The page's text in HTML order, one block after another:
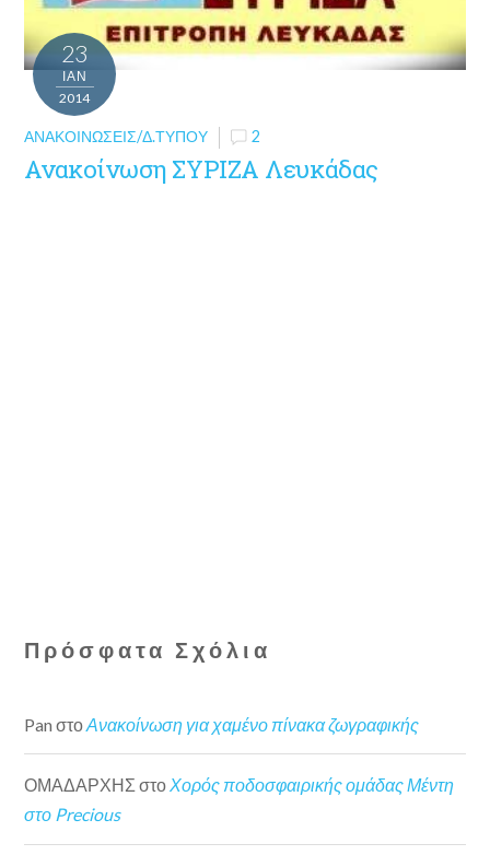
23
ΙΑΝ
2014
ΑΝΑΚΟΙΝΏΣΕΙΣ/Δ.ΤΎΠΟΥ 2
Ανακοίνωση ΣΥΡΙΖΑ Λευκάδας
Πρόσφατα Σχόλια
Pan στοΑνακοίνωση για χαμένο πίνακα ζωγραφικής
ΟΜΑΔΑΡΧΗΣ στοΧορός ποδοσφαιρικής ομάδας Μέντη
στο Precious